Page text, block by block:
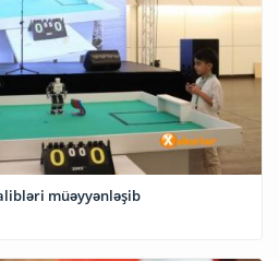
müəyyənləşib